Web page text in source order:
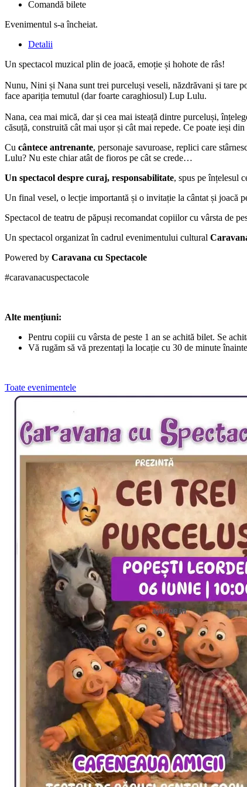
Comandă bilete
Evenimentul s-a încheiat.
Detalii
Un spectacol muzical plin de joacă, emoție și hohote de râs!
Nunu, Nini și Nana sunt trei purceluși veseli, năzdrăvani și tare
face apariția temutul (dar foarte caraghiosul) Lup Lulu.
Nana, cea mai mică, dar și cea mai isteață dintre purceluși,
căsuță, construită cât mai ușor și cât mai repede. Ce poate ieși
Cu cântece antrenante, personaje savuroase, replici care
Lulu? Nu este chiar atât de fioros pe cât se crede…
Un spectacol despre curaj, responsabilitate, spus pe înțelesul
Un final vesel, o lecție importantă și o invitație la cântat și joacă
Spectacol de teatru de păpuși recomandat copiilor cu vârsta de
Un spectacol organizat în cadrul evenimentului cultural
Powered by Caravana cu Spectacole
#caravanacuspectacole
Alte mențiuni:
Pentru copiii cu vârsta de peste 1 an se achită bilet. Se
Vă rugăm să vă prezentați la locație cu 30 de minute
Toate evenimentele